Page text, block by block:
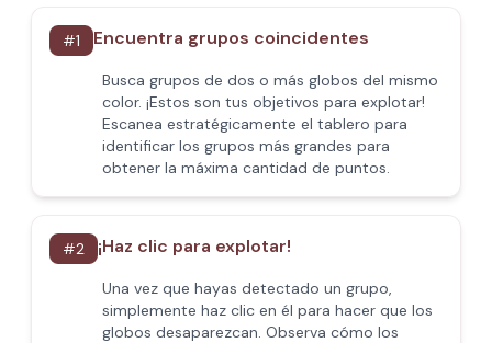
#1 Encuentra grupos coincidentes
Busca grupos de dos o más globos del mismo
color. ¡Estos son tus objetivos para explotar!
Escanea estratégicamente el tablero para
identificar los grupos más grandes para
obtener la máxima cantidad de puntos.
#2 ¡Haz clic para explotar!
Una vez que hayas detectado un grupo,
simplemente haz clic en él para hacer que los
globos desaparezcan. Observa cómo los